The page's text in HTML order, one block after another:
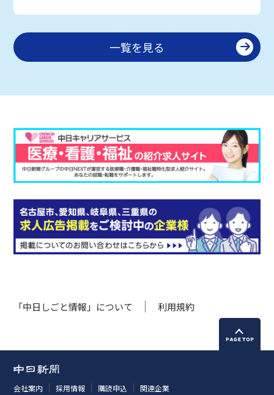
一覧を見る
「中日しごと情報」について 利用規約
会社案内 採用情報 購読申込 関連企業